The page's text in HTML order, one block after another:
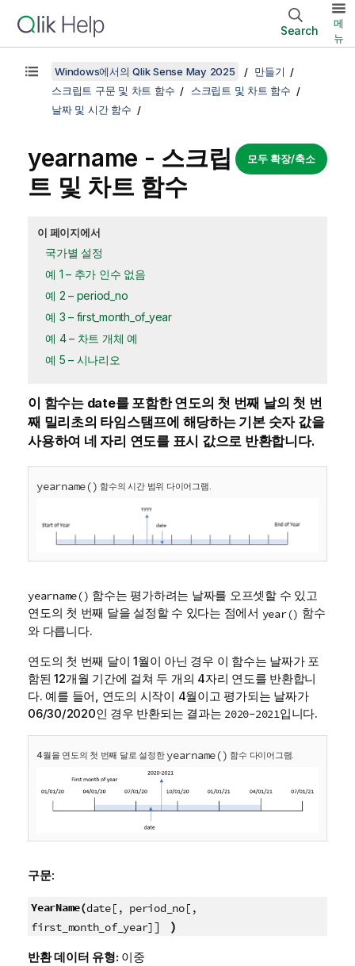
Search
메
뉴
Windows에서의 Qlik Sense May 2025
만들기
스크립트 구문 및 차트 함수
스크립트 및 차트 함수
날짜 및 시간 함수
모두 확장/축소
yearname - 스크립
트 및 차트 함수
이 페이지에서
국가별 설정
예 1 – 추가 인수 없음
예 2 – period_no
예 3 – first_month_of_year
예 4 – 차트 개체 예
예 5 – 시나리오
이 함수는 date를 포함한 연도의 첫 번째 날의 첫 번
째 밀리초의 타임스탬프에 해당하는 기본 숫자 값을
사용하여 네 자리 연도를 표시 값으로 반환합니다.
yearname() 함수의 시간 범위 다이어그램.
yearname() 함수는 평가하려는 날짜를 오프셋할 수 있고
연도의 첫 번째 달을 설정할 수 있다는 점에서 year() 함수
와 다릅니다.
연도의 첫 번째 달이 1월이 아닌 경우 이 함수는 날짜가 포
함된 12개월 기간에 걸쳐 두 개의 4자리 연도를 반환합니
다. 예를 들어, 연도의 시작이 4월이고 평가되는 날짜가
06/30/2020인 경우 반환되는 결과는 2020-2021입니다.
4월을 연도의 첫 번째 달로 설정한 yearname() 함수 다이어그램.
구문:
YearName(date[, period_no[,
first_month_of_year]] )
반환 데이터 유형: 이중